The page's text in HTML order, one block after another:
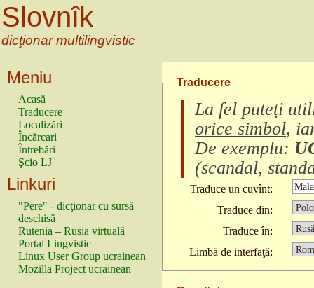
Slovnîk
dicţionar multilingvistic
Meniu
Acasă
Traducere
Localizări
Încărcari
Întrebări
Şcio LJ
Linkuri
"Pere" - dicţionar cu sursă
deschisă
Rutenia – Rusia virtuală
Portal Lingvistic
Linux User Group ucrainean
Mozilla Project ucrainean
Traducere
La fel puteţi
orice simbol,
De exemplu:
(scandal,
Traduce un cuvînt:
Traduce din:
Traduce în:
Limbă de interfaţă: